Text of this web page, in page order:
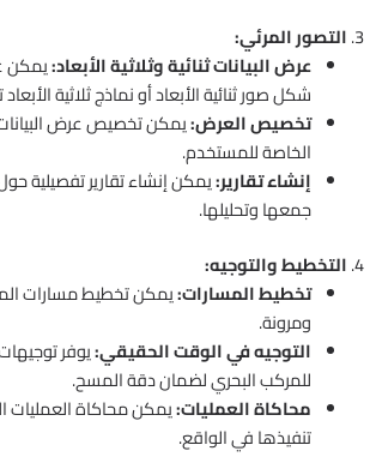
3. التصور المرئي:
عرض البيانات ثنائية وثلاثية الأبعاد:يمكن
شكل صور ثنائية الأبعاد أو نماذج ثلاثية الأبعاد
تخصيص العرض:يمكن تخصيص عرض البيانات
الخاصة للمستخدم.
إنشاء تقارير:يمكن إنشاء تقارير تفصيلية حول
جمعها وتحليلها.
4. التخطيط والتوجيه:
تخطيط المسارات:يمكن تخطيط مسارات
ومرونة.
التوجيه في الوقت الحقيقي:يوفر
للمركب البحري لضمان دقة المسح.
محاكاة العمليات:يمكن محاكاة العمليات
تنفيذها في الواقع.